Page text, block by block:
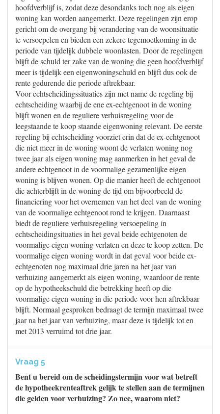
hoofdverblijf is, zodat deze desondanks toch nog als eigen
woning kan worden aangemerkt. Deze regelingen zijn erop
gericht om de overgang bij verandering van de woonsituatie
te versoepelen en bieden een zekere tegemoetkoming in de
periode van tijdelijk dubbele woonlasten. Door de regelingen
blijft de schuld ter zake van de woning die geen hoofdverblijf
meer is tijdelijk een eigenwoningschuld en blijft dus ook de
rente gedurende die periode aftrekbaar.
Voor echtscheidingssituaties zijn met name de regeling bij
echtscheiding waarbij de ene ex-echtgenoot in de woning
blijft wonen en de reguliere verhuisregeling voor de
leegstaande te koop staande eigenwoning relevant. De eerste
regeling bij echtscheiding voorziet erin dat de ex-echtgenoot
die niet meer in de woning woont de verlaten woning nog
twee jaar als eigen woning mag aanmerken in het geval de
andere echtgenoot in de voormalige gezamenlijke eigen
woning is blijven wonen. Op die manier heeft de echtgenoot
die achterblijft in de woning de tijd om bijvoorbeeld de
financiering voor het overnemen van het deel van de woning
van de voormalige echtgenoot rond te krijgen. Daarnaast
biedt de reguliere verhuisregeling versoepeling in
echtscheidingsituaties in het geval beide echtgenoten de
voormalige eigen woning verlaten en deze te koop zetten. De
voormalige eigen woning wordt in dat geval voor beide ex-
echtgenoten nog maximaal drie jaren na het jaar van
verhuizing aangemerkt als eigen woning, waardoor de rente
op de hypotheekschuld die betrekking heeft op die
voormalige eigen woning in die periode voor hen aftrekbaar
blijft. Normaal gesproken bedraagt de termijn maximaal twee
jaar na het jaar van verhuizing, maar deze is tijdelijk tot en
met 2013 verruimd tot drie jaar.
Vraag 5
Bent u bereid om de scheidingstermijn voor wat betreft
de hypotheekrenteaftrek gelijk te stellen aan de termijnen
die gelden voor verhuizing? Zo nee, waarom niet?